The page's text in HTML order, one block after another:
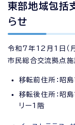
東部地域包括
らせ
令和7年12月1日（
市民総合交流拠点施
移転前住所：
移転後住所：昭
リー1階